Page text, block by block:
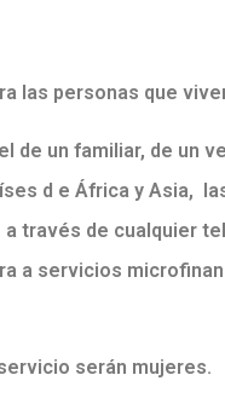
las personas que
de un familiar, de un
d e África y Asia,
través de cualquier
a servicios
serán mujeres.